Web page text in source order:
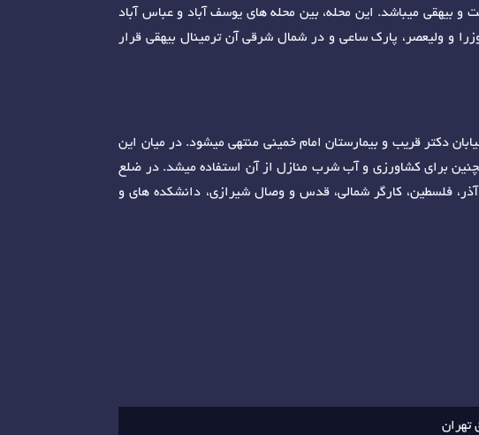
و بیهقی میباشد. این محله، بین محله های یوسف آباد و عباس آباد
و ولیعصر، پارک ساعی و در شمال شرقی آن ترمینال بیهقی قرار
دکتر قریب و بیمارستان امام خمینی منتهی میشود. در میان این
برای کشاورزی و آب شرب منازل از آن استفاده میشد. در ضلع
شمالی بلوار کشاورز، پارک لاله و در جنوب آن، در خیابان های متقاطع با بلوار همچون دکتر قریب، جمالزاده، 16 آذر، فلسطین، کارگر شمالی، قدس و وصال شیرازی، دانشکده های و